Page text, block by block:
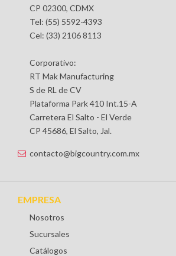
CP 02300, CDMX
Tel: (55) 5592-4393
Cel: (33) 2106 8113
Corporativo:
RT Mak Manufacturing
S de RL de CV
Plataforma Park 410 Int.15-A
Carretera El Salto - El Verde
CP 45686, El Salto, Jal.
contacto@bigcountry.com.mx
EMPRESA
Nosotros
Sucursales
Catálogos